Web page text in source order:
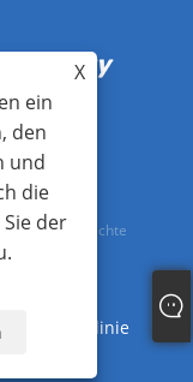
Ltd. Alle Rechte
X
ein
den
und
die
der